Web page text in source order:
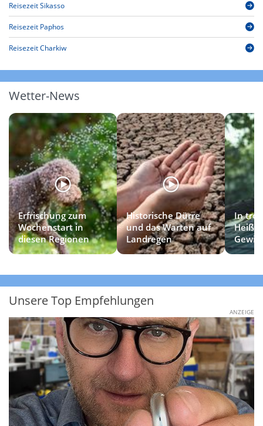
Reisezeit Sikasso
Reisezeit Paphos
Reisezeit Charkiw
Wetter-News
Erfrischung zum
Wochenstart in
diesen Regionen
Historische Dürre
und das Warten auf
Landregen
In
Unsere Top Empfehlungen
ANZEIGE